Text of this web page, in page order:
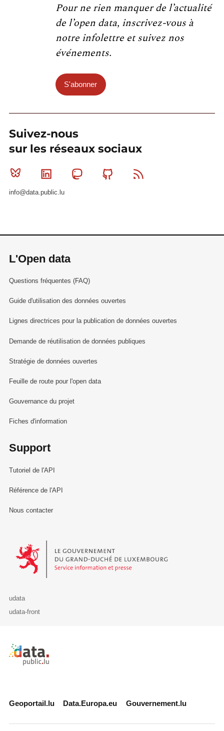
Pour ne rien manquer de l’actualité
de l’open data, inscrivez-vous à
notre infolettre et suivez nos
événements.
S'abonner
Suivez-nous
sur les réseaux sociaux
Bluesky Linkedin MastodonGithub
info@data.public.lu
L'Open data
Questions fréquentes (FAQ)
Guide d'utilisation des données ouvertes
Lignes directrices pour la publication de données ouvertes
Demande de réutilisation de données publiques
Stratégie de données ouvertes
Feuille de route pour l'open data
Gouvernance du projet
Fiches d'information
Support
Tutoriel de l'API
Référence de l'API
Nous contacter
Le Gouvernement du Grand-Duché de Luxembourg - Service
udata
udata-front
Retour à l'accueil de data.public.lu
Geoportail.lu Data.Europa.eu Gouvernement.lu